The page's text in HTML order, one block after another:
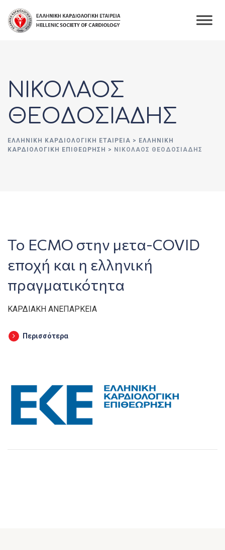
content
ΝΙΚΟΛΑΟΣ
ΘΕΟΔΟΣΙΑΔΗΣ
ΕΛΛΗΝΙΚΉ ΚΑΡΔΙΟΛΟΓΙΚΉ ΕΤΑΙΡΕΊΑ > ΕΛΛΗΝΙΚΗ
ΚΑΡΔΙΟΛΟΓΙΚΗ ΕΠΙΘΕΩΡΗΣΗ > ΝΙΚΟΛΑΟΣ ΘΕΟΔΟΣΙΑΔΗΣ
Το ECMO στην μετα-COVID
εποχή και η ελληνική
πραγματικότητα
ΚΑΡΔΙΑΚΗ ΑΝΕΠΑΡΚΕΙΑ
Περισσότερα